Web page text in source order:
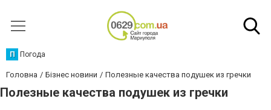
П Погода
Головна Бізнес новини Полезные качества подушек из гречки
Полезные качества подушек из гречки